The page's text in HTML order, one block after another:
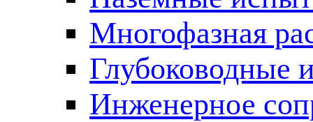
Многофазная
Глубоководные
Инженерное